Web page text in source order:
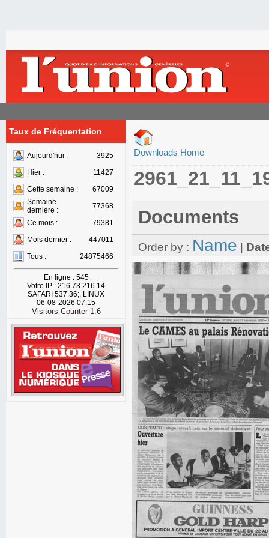
Taux de Fréquentation
Aujourd'hui :
3925
Hier :
11427
Cette semaine :
67009
Semaine
dernière :
77368
Ce mois :
79381
Mois dernier :
447011
Tous :
24875466
En ligne : 545
Votre IP : 216.73.216.14
SAFARI 537.36;, LINUX
06-08-2026 07:15
Visitors Counter 1.6
Downloads Home
Documents
Order by : Name